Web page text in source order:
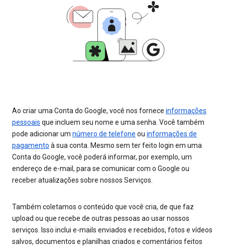
Ao criar uma Conta do Google, você nos fornece informações
pessoais que incluem seu nome e uma senha. Você também
pode adicionar um número de telefone ou informações de
pagamento à sua conta. Mesmo sem ter feito login em uma
Conta do Google, você poderá informar, por exemplo, um
endereço de e-mail, para se comunicar com o Google ou
receber atualizações sobre nossos Serviços.
Também coletamos o conteúdo que você cria, de que faz
upload ou que recebe de outras pessoas ao usar nossos
serviços. Isso inclui e-mails enviados e recebidos, fotos e vídeos
salvos, documentos e planilhas criados e comentários feitos